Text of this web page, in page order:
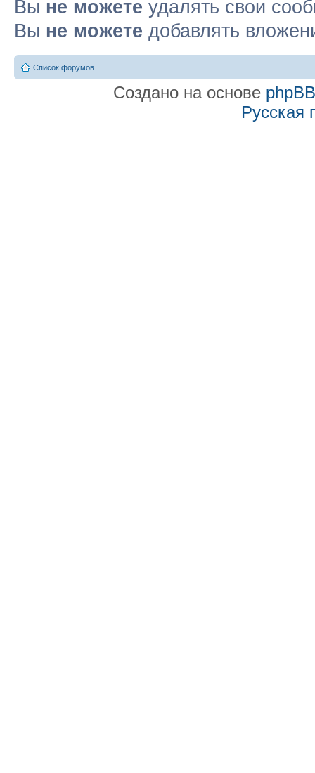
Вы не можете удалять свои
Вы не можете добавлять
Список форумов
Создано на основе phpBB
Русская